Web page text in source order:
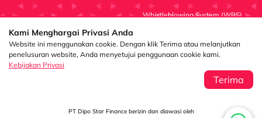
Kami Menghargai Privasi Anda
Website ini menggunakan cookie. Dengan klik Terima atau melanjutkan
penelusuran website, Anda menyetujui penggunaan cookie kami.
Kebijakan Privasi
Terima
Whistleblowing System (WBS)
Channel
Dipo Star Finance dipostarfinance
PT Dipo Star Finance berizin dan diawasi oleh